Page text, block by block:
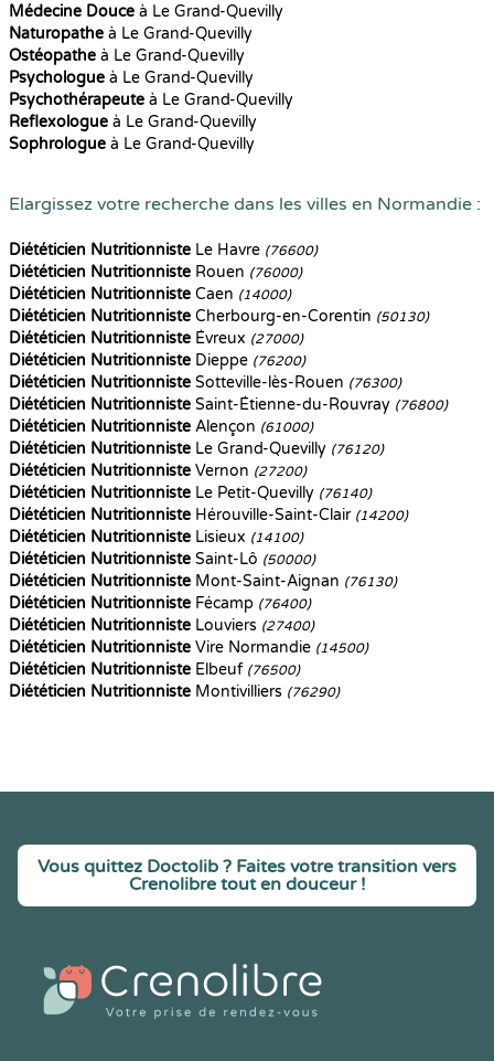
Médecine Douce à Le Grand-Quevilly
Naturopathe à Le Grand-Quevilly
Ostéopathe à Le Grand-Quevilly
Psychologue à Le Grand-Quevilly
Psychothérapeute à Le Grand-Quevilly
Reflexologue à Le Grand-Quevilly
Sophrologue à Le Grand-Quevilly
Elargissez votre recherche dans les villes en Normandie :
Diététicien Nutritionniste Le Havre (76600)
Diététicien Nutritionniste Rouen (76000)
Diététicien Nutritionniste Caen (14000)
Diététicien Nutritionniste Cherbourg-en-Corentin (50130)
Diététicien Nutritionniste Évreux (27000)
Diététicien Nutritionniste Dieppe (76200)
Diététicien Nutritionniste Sotteville-lès-Rouen (76300)
Diététicien Nutritionniste Saint-Étienne-du-Rouvray (76800)
Diététicien Nutritionniste Alençon (61000)
Diététicien Nutritionniste Le Grand-Quevilly (76120)
Diététicien Nutritionniste Vernon (27200)
Diététicien Nutritionniste Le Petit-Quevilly (76140)
Diététicien Nutritionniste Hérouville-Saint-Clair (14200)
Diététicien Nutritionniste Lisieux (14100)
Diététicien Nutritionniste Saint-Lô (50000)
Diététicien Nutritionniste Mont-Saint-Aignan (76130)
Diététicien Nutritionniste Fécamp (76400)
Diététicien Nutritionniste Louviers (27400)
Diététicien Nutritionniste Vire Normandie (14500)
Diététicien Nutritionniste Elbeuf (76500)
Diététicien Nutritionniste Montivilliers (76290)
Vous quittez Doctolib ? Faites votre transition vers
Crenolibre tout en douceur !